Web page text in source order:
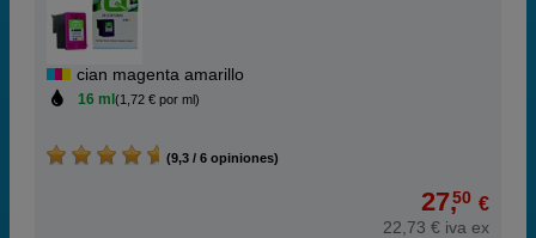
cian magenta amarillo
16 ml (1,72 € por ml)
(9,3 / 6 opiniones)
27,50 €
22,73 € iva ex